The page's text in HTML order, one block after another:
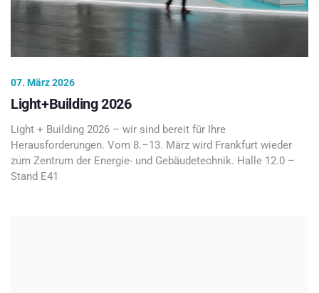
07. März 2026
Light+Building 2026
Light + Building 2026 – wir sind bereit für Ihre
Herausforderungen. Vom 8.–13. März wird Frankfurt wieder
zum Zentrum der Energie- und Gebäudetechnik. Halle 12.0 –
Stand E41